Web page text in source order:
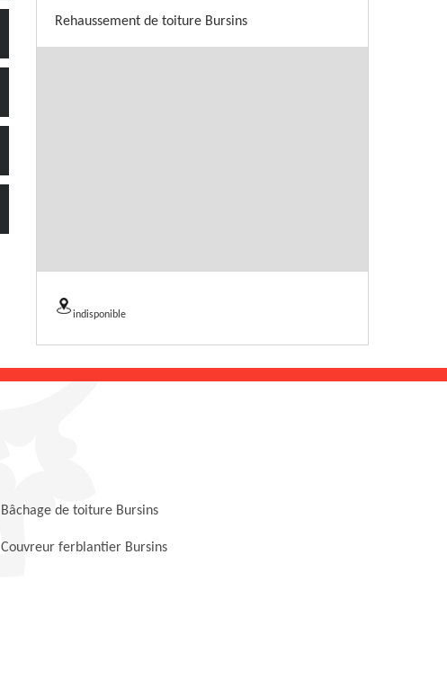
Rehaussement de toiture Bursins
indisponible
Bâchage de toiture Bursins
Couvreur ferblantier Bursins